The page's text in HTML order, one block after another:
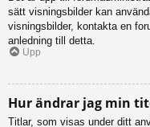
sätt visningsbilder kan
visningsbilder, kontakta en
anledning till detta.
Upp
Hur ändrar jag min
Titlar, som visas under ditt